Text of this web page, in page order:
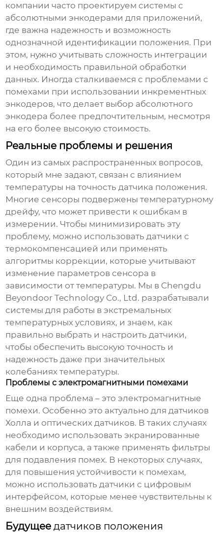
компании часто проектируем системы с
абсолютными энкодерами для приложений,
где важна надежность и возможность
однозначной идентификации положения. При
этом, нужно учитывать сложность интеграции
и необходимость правильной обработки
данных. Иногда сталкиваемся с проблемами с
помехами при использовании инкрементных
энкодеров, что делает выбор абсолютного
энкодера более предпочтительным, несмотря
на его более высокую стоимость.
Реальные проблемы и решения
Один из самых распространенных вопросов,
который мне задают, связан с влиянием
температуры на точностьдатчика положения.
Многие сенсоры подвержены температурному
дрейфу, что может привести к ошибкам в
измерении. Чтобы минимизировать эту
проблему, можно использовать датчики с
термокомпенсацией или применять
алгоритмы коррекции, которые учитывают
изменение параметров сенсора в
зависимости от температуры. Мы в Chengdu
Beyondoor Technology Co., Ltd. разрабатывали
системы для работы в экстремальных
температурных условиях, и знаем, как
правильно выбрать и настроить датчики,
чтобы обеспечить высокую точность и
надежность даже при значительных
колебаниях температуры.
Проблемы с электромагнитными помехами
Еще одна проблема – это электромагнитные
помехи. Особенно это актуально для датчиков
Холла и оптических датчиков. В таких случаях
необходимо использовать экранированные
кабели и корпуса, а также применять фильтры
для подавления помех. В некоторых случаях,
для повышения устойчивости к помехам,
можно использовать датчики с цифровым
интерфейсом, которые менее чувствительны к
внешним воздействиям.
Будущеедатчиков положения